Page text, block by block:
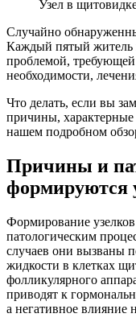
Узел в
Случайно
Каждый пятый житель
проблемой,
необходимости,
Что делать, если вы
причины,
нашем подробном
Причины и
формируются
Формирование
патологическим
случаев они вызваны
жидкости в клетках
фолликулярного
приводят к
а негативное влияние